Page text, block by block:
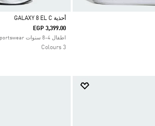
Selected
أحذية GALAXY 8 EL C
EGP 3,399.00
اطفال 4-8 سنوات Sportswear
3 Colours